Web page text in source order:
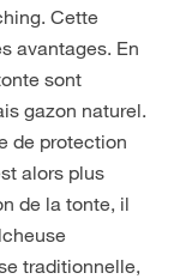
Cette
avantages. En
sont
gazon naturel.
de protection
alors plus
de la tonte, il
traditionnelle,